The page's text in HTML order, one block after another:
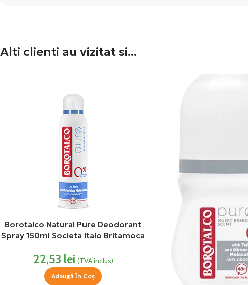
Alti clienti au vizitat si...
Borotalco Natural Pure Deodorant
Spray 150ml Societa Italo Britamoca
22,53 lei (TVA inclus)
Adaugă În Coș